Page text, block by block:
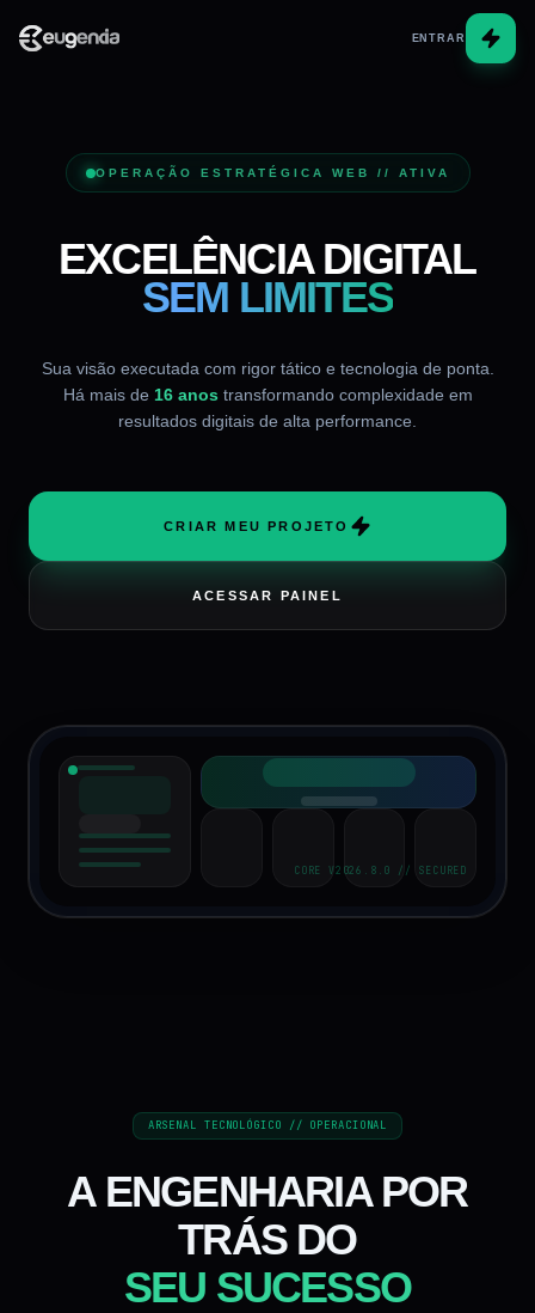
ENTRAR
OPERAÇÃO ESTRATÉGICA WEB // ATIVA
EXCELÊNCIA DIGITAL
SEM LIMITES
Sua visão executada com rigor tático e tecnologia de ponta.
Há mais de 16anos transformando complexidade em
resultados digitais de alta performance.
CRIAR MEU PROJETO
ACESSAR PAINEL
CORE V2026 . 8 .0 // SECURED
ARSENAL TECNOLÓGICO // OPERACIONAL
A ENGENHARIA POR
TRÁS DO
SEU SUCESSO